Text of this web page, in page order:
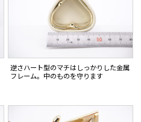
逆さハート型のマチはしっかりした金属
フレーム。中のものを守ります